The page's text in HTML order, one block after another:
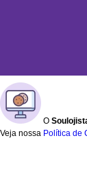
O
Veja nossa Política de